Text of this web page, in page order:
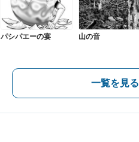
パシパエーの宴 山の音
一覧を見る